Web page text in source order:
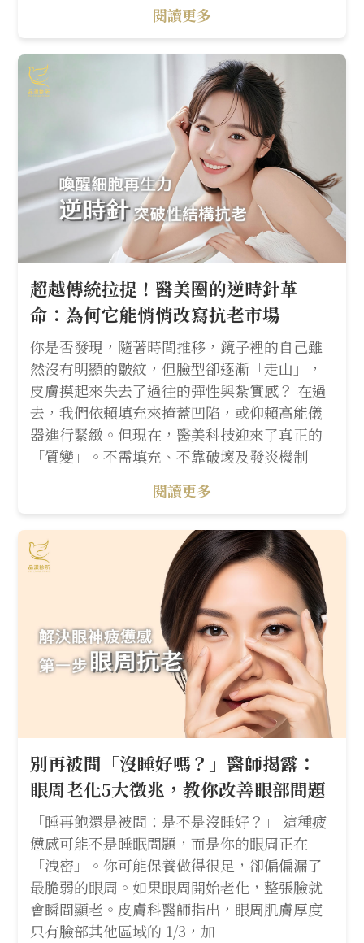
閱讀更多
超越傳統拉提！醫美圈的逆時針革
命：為何它能悄悄改寫抗老市場
你是否發現，隨著時間推移，鏡子裡的自己雖
然沒有明顯的皺紋，但臉型卻逐漸「走山」，
皮膚摸起來失去了過往的彈性與紮實感？ 在過
去，我們依賴填充來掩蓋凹陷，或仰賴高能儀
器進行緊緻。但現在，醫美科技迎來了真正的
「質變」。不需填充、不靠破壞及發炎機制
閱讀更多
別再被問「沒睡好嗎？」醫師揭露：
眼周老化5大徵兆，教你改善眼部問題
「睡再飽還是被問：是不是沒睡好？」 這種疲
憊感可能不是睡眠問題，而是你的眼周正在
「洩密」。你可能保養做得很足，卻偏偏漏了
最脆弱的眼周。如果眼周開始老化，整張臉就
會瞬間顯老。皮膚科醫師指出，眼周肌膚厚度
只有臉部其他區域的 1/3，加